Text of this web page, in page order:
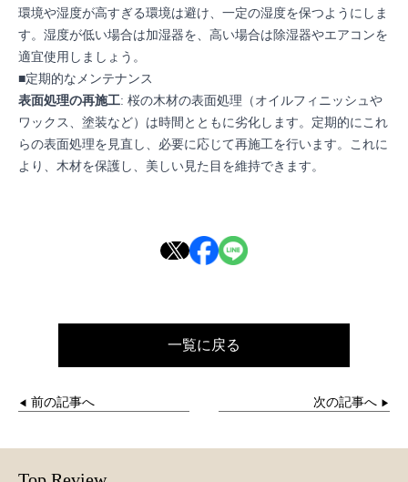
環境や湿度が高すぎる環境は避け、一定の湿度を保つようにしま
す。湿度が低い場合は加湿器を、高い場合は除湿器やエアコンを
適宜使用しましょう。
■定期的なメンテナンス
表面処理の再施工: 桜の木材の表面処理（オイルフィニッシュや
ワックス、塗装など）は時間とともに劣化します。定期的にこれ
らの表面処理を見直し、必要に応じて再施工を行います。これに
より、木材を保護し、美しい見た目を維持できます。
一覧に戻る
◀︎ 前の記事へ 次の記事へ ▶